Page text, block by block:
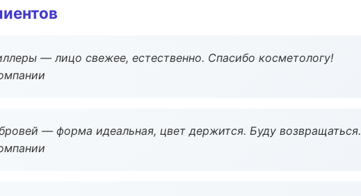
— лицо свежее, естественно. Спасибо косметологу!
— форма идеальная, цвет держится. Буду возвращаться.